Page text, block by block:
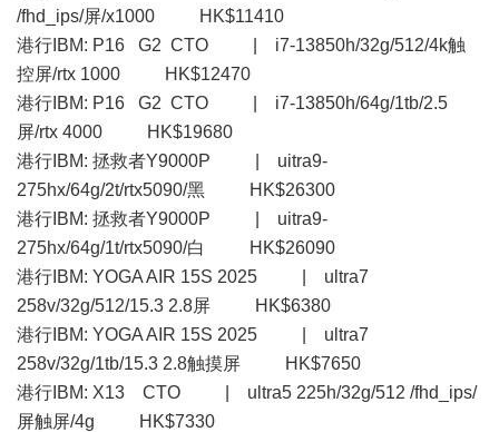
/fhd_ips/屏/x1000 HK$11410
港行IBM: P16 G2 CTO | i7-13850h/32g/512/4k触
控屏/rtx 1000 HK$12470
港行IBM: P16 G2 CTO | i7-13850h/64g/1tb/2.5
屏/rtx 4000 HK$19680
港行IBM: 拯救者Y9000P | uitra9-
275hx/64g/2t/rtx5090/黑 HK$26300
港行IBM: 拯救者Y9000P | uitra9-
275hx/64g/1t/rtx5090/白 HK$26090
港行IBM: YOGA AIR 15S 2025 | ultra7
258v/32g/512/15.3 2.8屏 HK$6380
港行IBM: YOGA AIR 15S 2025 | ultra7
258v/32g/1tb/15.3 2.8触摸屏 HK$7650
港行IBM: X13 CTO | ultra5 225h/32g/512 /fhd_ips/
屏触屏/4g HK$7330